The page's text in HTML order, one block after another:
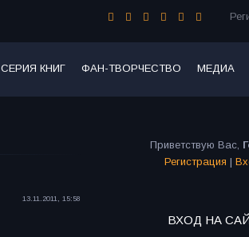
СЕРИЯ КНИГ ФАН-ТВОРЧЕСТВО МЕДИА
13.11.2011, 15:58
Приветствую Вас,
Регистрация |
ВХОД НА